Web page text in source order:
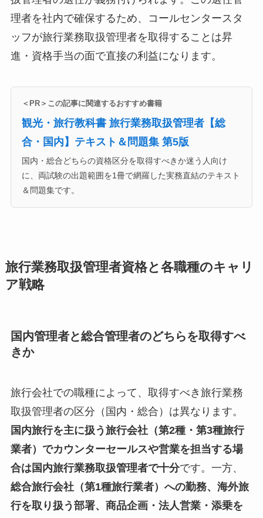
理者を社内で確保するため、コールセンタースタ
ッフが旅行業務取扱管理者を取得することは昇
進・資格手当の面で直接の利益になります。
＜PR＞この記事に関連するおすすめ書籍
観光・旅行教科書 旅行業務取扱管理者【総
合・国内】テキスト＆問題集 第5版
国内・総合どちらの資格区分を取得すべきか迷う人向け
に、両試験の出題範囲を1冊で網羅した実務直結のテキスト
＆問題集です。
旅行業務取扱管理者資格と各職種のキャリ
ア戦略
国内管理者と総合管理者のどちらを取得すべ
きか
旅行会社での職種によって、取得すべき旅行業務
取扱管理者の区分（国内・総合）は異なります。
国内旅行を主に扱う旅行会社（第2種・第3種旅行
業者）でカウンターセールスや営業を担当する場
合は国内旅行業務取扱管理者で十分です。一方、
総合旅行会社（第1種旅行業者）への勤務、海外旅
行を取り扱う部署、商品企画・法人営業・添乗を